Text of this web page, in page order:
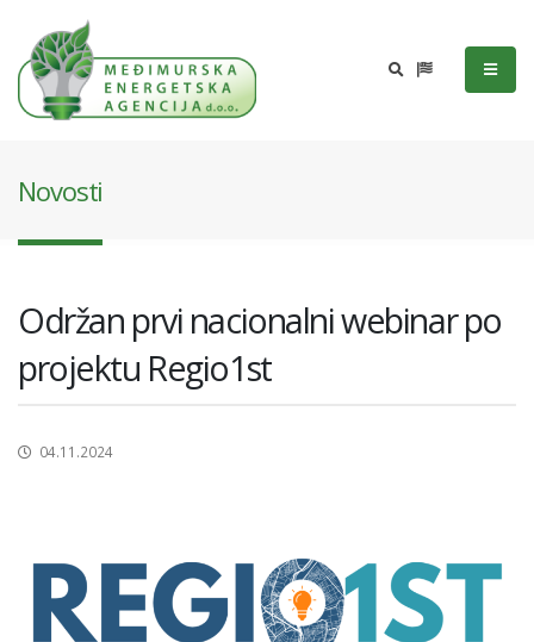
Novosti
Održan prvi nacionalni webinar po
projektu Regio1st
04.11.2024